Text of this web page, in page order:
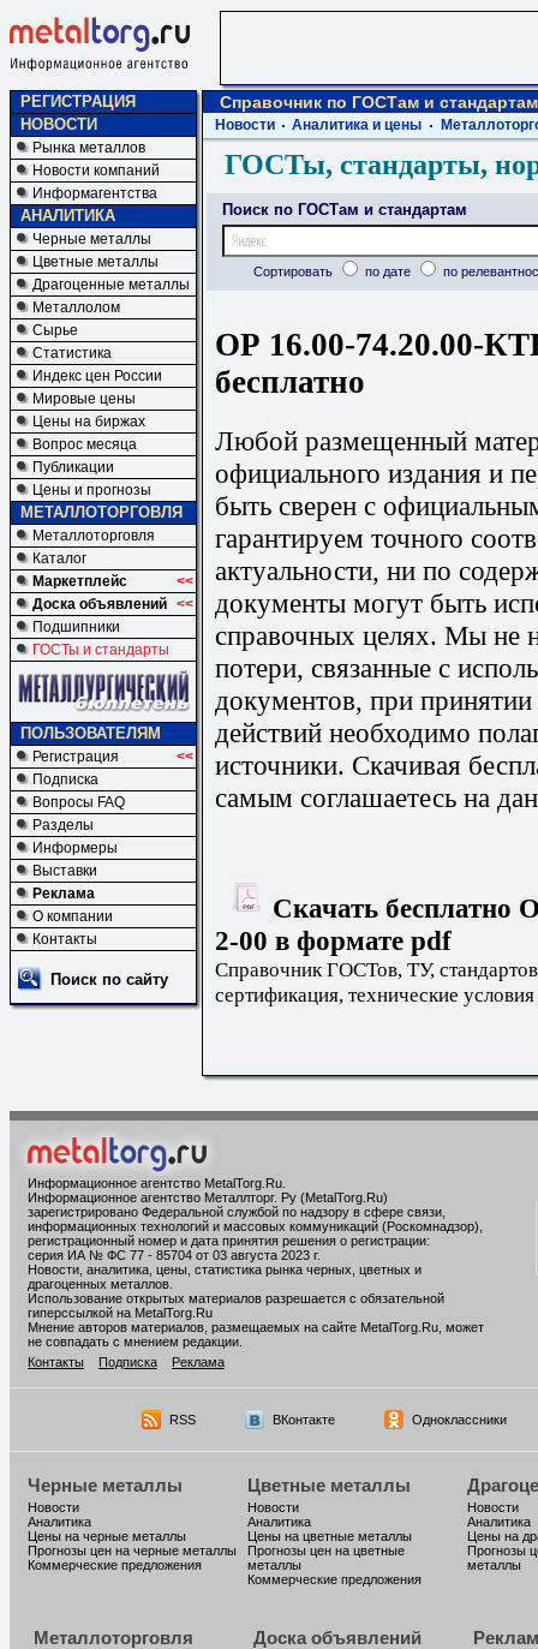
РЕГИСТРАЦИЯ
НОВОСТИ
Рынка металлов
Новости компаний
Информагентства
АНАЛИТИКА
Черные металлы
Цветные металлы
Драгоценные металлы
Металлолом
Сырье
Статистика
Индекс цен России
Мировые цены
Цены на биржах
Вопрос месяца
Публикации
Цены и прогнозы
МЕТАЛЛОТОРГОВЛЯ
Металлоторговля
Каталог
Маркетплейс
<<
Доска объявлений <<
Подшипники
ГОСТы и стандарты
ПОЛЬЗОВАТЕЛЯМ
Регистрация
<<
Подписка
Вопросы FAQ
Разделы
Информеры
Выставки
Реклама
О компании
Контакты
Поиск по сайту
Справочник по ГОСТам и стандартам
Новости Аналитика и цены
ГОСТы, стандарты,
Поиск по ГОСТам и стандартам
Сортировать по дате по
ОР 16.00-74.20.00-
бесплатно
Любой размещенный
официального издания и
быть сверен с
гарантируем точного
актуальности, ни по
документы могут быть
справочных целях. Мы не
потери, связанные с
документов, при
действий необходимо
источники. Скачивая
самым соглашаетесь на
Скачать бесплатно
2-00 в формате pdf
Справочник ГОСТов, ТУ,
сертификация, технические условия
Информационное агентство MetalTorg.Ru
Информационное агентство Металлторг. Ру (MetalTorg.Ru)
зарегистрировано Федеральной службой по надзору в сфере связи,
информационных технологий и массовых коммуникаций (Роскомнадзор),
регистрационный номер и дата принятия решения о регистрации:
серия ИА № ФС 77 - 85704 от 03 августа 2023 г.
Новости, аналитика, цены, статистика рынка черных, цветных и
драгоценных металлов.
Использование открытых материалов разрешается с обязательной
гиперссылкой на MetalTorg.Ru
Мнение авторов материалов, размещаемых на сайте MetalTorg.Ru, может
не совпадать с мнением редакции.
Контакты
Подписка Реклама
RSS ВКонтакте Одноклассники
Черные металлы
Новости
Аналитика
Цены на черные металлы
Прогнозы цен на черные металлы
Коммерческие предложения
Цветные металлы
Новости
Аналитика
Цены на цветные металлы
Прогнозы цен на цветные
металлы
Коммерческие предложения
Новости
Аналитика
Цены на
Прогнозы
металлы
Металлоторговля Доска объявлений